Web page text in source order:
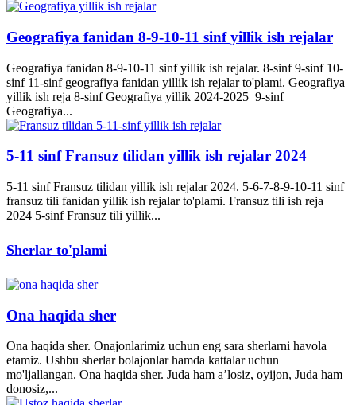
Geografiya fanidan 8-9-10-11 sinf yillik ish rejalar
Geografiya fanidan 8-9-10-11 sinf yillik ish rejalar. 8-sinf 9-sinf 10-
sinf 11-sinf geografiya fanidan yillik ish rejalar to'plami. Geografiya
yillik ish reja 8-sinf Geografiya yillik 2024-2025 9-sinf
Geografiya...
5-11 sinf Fransuz tilidan yillik ish rejalar 2024
5-11 sinf Fransuz tilidan yillik ish rejalar 2024. 5-6-7-8-9-10-11 sinf
fransuz tili fanidan yillik ish rejalar to'plami. Fransuz tili ish reja
2024 5-sinf Fransuz tili yillik...
Sherlar to'plami
Ona haqida sher
Ona haqida sher. Onajonlarimiz uchun eng sara sherlarni havola
etamiz. Ushbu sherlar bolajonlar hamda kattalar uchun
mo'ljallangan. Ona haqida sher. Juda ham a’losiz, oyijon, Juda ham
donosiz,...